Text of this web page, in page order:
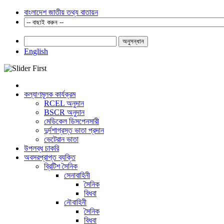
বাংলাদেশ জাতীয় তথ্য বাতায়ন
অনুসন্ধান
English
কল্যাণমূলক কার্যক্রম
RCEL অনুদান
BSCR অনুদান
মেডিকেল ডিসপেনসারী
দুর্দশাগ্রস্ত ভাতা প্রদান
ভেটেরান ভাতা
উপলব্ধ চাকরি
অবসরপ্রাপ্ত ব্যক্তি
ব্রিটিশ সৈনিক
সেনাবাহিনী
সৈনিক
বিধবা
নৌবাহিনী
সৈনিক
বিধবা